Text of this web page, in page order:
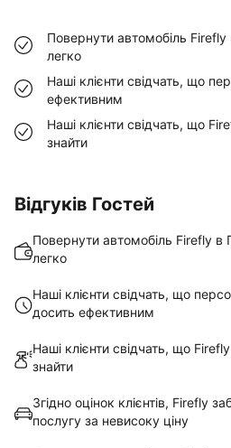
Повернути автомобіль
легко
Наші клієнти свідчать, що
ефективним
Наші клієнти свідчать, що
знайти
Відгуків Гостей
Повернути автомобіль Firefly в
легко
Наші клієнти свідчать, що
досить ефективним
Наші клієнти свідчать, що
знайти
Згідно оцінок клієнтів, Firefly
послугу за невисоку ціну